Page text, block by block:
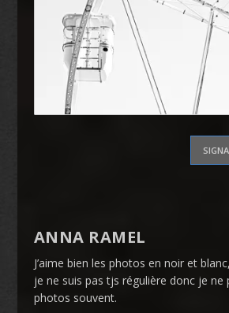
ANNA RAMEL
J’aime bien les photos en noir et
je ne suis pas tjs régulière donc je ne
photos souvent.